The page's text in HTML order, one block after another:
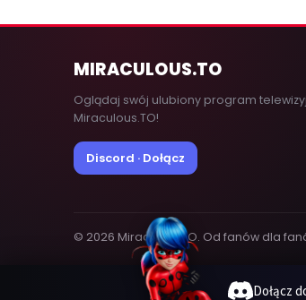
Dołącz
MIRACULOUS.TO
Oglądaj swój ulubiony program
Miraculous.TO!
Discord · Dołącz
© 2026 MiraculousTO. Od fanów dla